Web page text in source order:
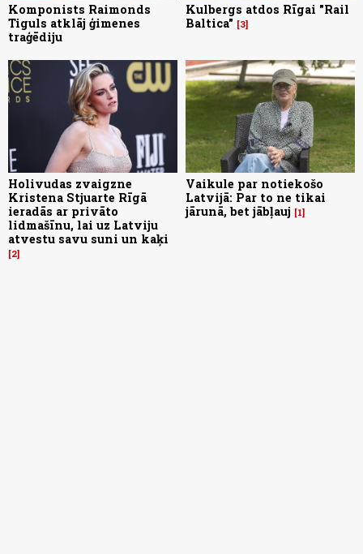
Komponists Raimonds
Tiguls atklāj ģimenes
traģēdiju
Kulbergs atdos Rīgai "Rail
Baltica"
3
Holivudas zvaigzne
Kristena Stjuarte Rīgā
ieradās ar privāto
lidmašīnu, lai uz Latviju
atvestu savu suni un kaķi
2
Vaikule par notiekošo
Latvijā: Par to ne tikai
jārunā, bet jābļauj
1